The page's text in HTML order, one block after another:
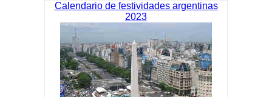
Calendario de festividades argentinas
2023